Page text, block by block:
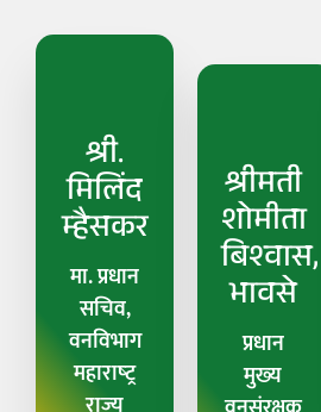
श्री.
मिलिंद
म्हैसकर
मा. प्रधान
सचिव,
वनविभाग
महाराष्‍ट्र
श्रीमती
शोमीता
बिश्‍वास,
भावसे
प्रधान
मुख्‍य